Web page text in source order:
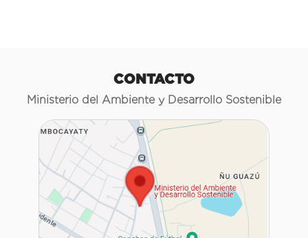
CONTACTO
Ministerio del Ambiente y Desarrollo Sostenible